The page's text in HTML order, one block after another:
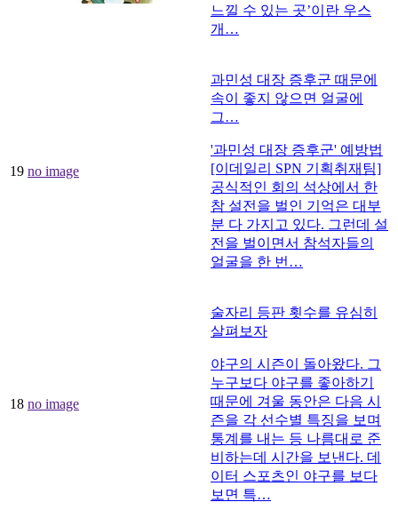
느낄 수 있는 곳’이란 우스
개…
19 no image
과민성 대장 증후군 때문에
속이 좋지 않으면 얼굴에
그…
'과민성 대장 증후군' 예방법
[이데일리 SPN 기획취재팀]
공식적인 회의 석상에서 한
참 설전을 벌인 기억은 대부
분 다 가지고 있다. 그런데 설
전을 벌이면서 참석자들의
얼굴을 한 번…
18 no image
술자리 등판 횟수를 유심히
살펴보자
야구의 시즌이 돌아왔다. 그
누구보다 야구를 좋아하기
때문에 겨울 동안은 다음 시
즌을 각 선수별 특징을 보며
통계를 내는 등 나름대로 준
비하는데 시간을 보낸다. 데
이터 스포츠인 야구를 보다
보면 특…